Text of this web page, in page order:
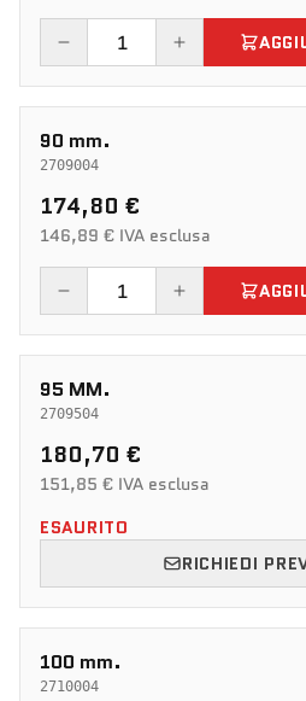
90 mm.
2709004
174,80 €
146,89 € IVA esclusa
95 MM.
2709504
180,70 €
151,85 € IVA esclusa
ESAURITO
RICHIEDI
100 mm.
2710004